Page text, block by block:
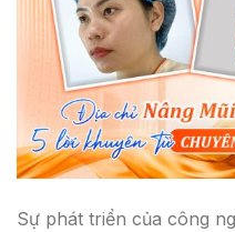
Sự phát triển của công